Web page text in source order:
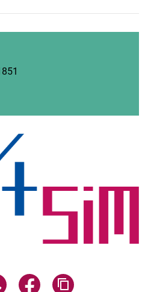
E-Mail teilen
Seite über WhatsApp teilen
Seite über Facebook